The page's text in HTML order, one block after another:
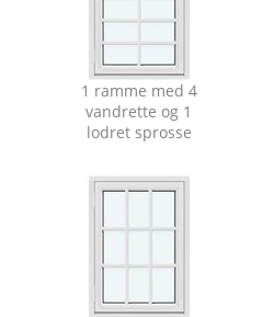
1 ramme med 4
vandrette og 1
lodret sprosse